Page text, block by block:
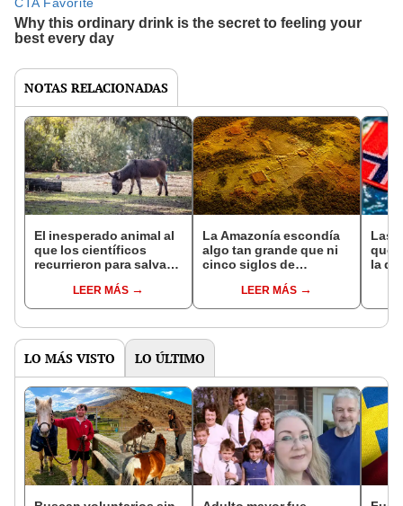
NOTAS RELACIONADAS
El inesperado animal al
que los científicos
recurrieron para salvar
reintroducción de un
asno salvaje está
en un paisaje con más
LEER MÁS
La Amazonía escondía
algo tan grande que ni
cinco siglos de
encontrarlo: el hallazgo
podría cambiar todo lo
pasado
LEER MÁS
Las
que
la de
LO MÁS VISTO LO ÚLTIMO